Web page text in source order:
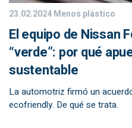
23.02.2024Menos plástico
El equipo de Nissan
“verde”: por qué
sustentable
La automotriz firmó un
ecofriendly. De qué se trata.